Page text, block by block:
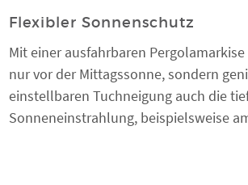
Flexibler Sonnenschutz
Mit einer ausfahrbaren
nur vor der Mittagssonne, sondern
einstellbaren Tuchneigung auch die
Sonneneinstrahlung, beispielsweise